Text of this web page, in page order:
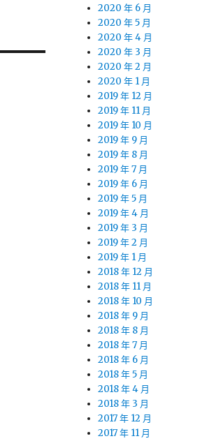
2020 年 6 月
2020 年 5 月
2020 年 4 月
2020 年 3 月
2020 年 2 月
2020 年 1 月
2019 年 12 月
2019 年 11 月
2019 年 10 月
2019 年 9 月
2019 年 8 月
2019 年 7 月
2019 年 6 月
2019 年 5 月
2019 年 4 月
2019 年 3 月
2019 年 2 月
2019 年 1 月
2018 年 12 月
2018 年 11 月
2018 年 10 月
2018 年 9 月
2018 年 8 月
2018 年 7 月
2018 年 6 月
2018 年 5 月
2018 年 4 月
2018 年 3 月
2017 年 12 月
2017 年 11 月